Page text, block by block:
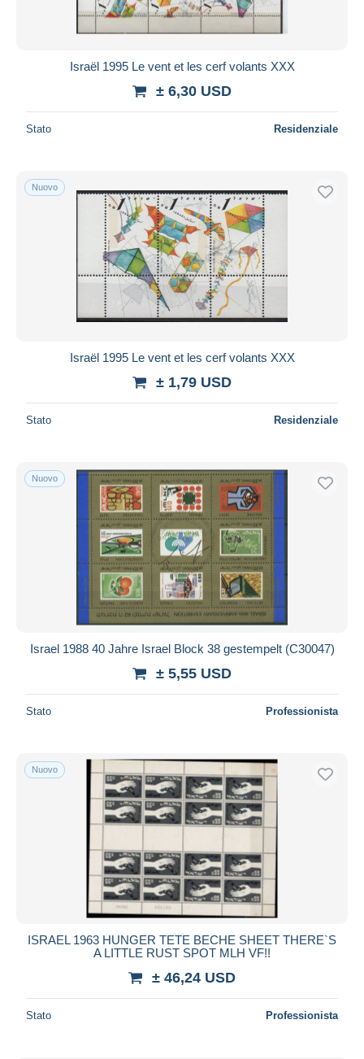
Israël 1995 Le vent et les cerf volants XXX
± 6,30 USD
Stato Residenziale
Nuovo
Israël 1995 Le vent et les cerf volants XXX
± 1,79 USD
Stato Residenziale
Nuovo
Israel 1988 40 Jahre Israel Block 38 gestempelt (C30047)
± 5,55 USD
Stato Professionista
Nuovo
ISRAEL 1963 HUNGER TETE BECHE SHEET THERE`S
A LITTLE RUST SPOT MLH VF!!
± 46,24 USD
Stato Professionista